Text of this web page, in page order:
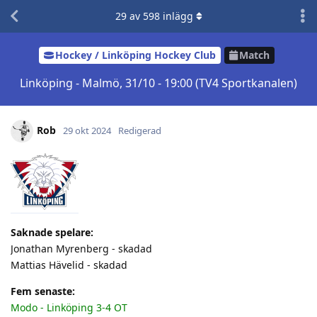
Hockey / Linköping Hockey Club Match
Linköping - Malmö, 31/10 - 19:00 (TV4 Sportkanalen)
29av 598inlägg
Rob 29 okt 2024 Redigerad
Saknade spelare:
Jonathan Myrenberg - skadad
Mattias Hävelid - skadad
Fem senaste:
Modo - Linköping 3-4 OT